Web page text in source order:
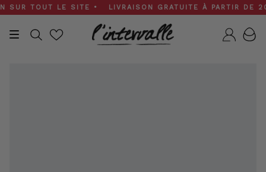
Skip
to
content
TOUT LE SITE • LIVRAISON GRATUITE À PARTIR DE
Recherche